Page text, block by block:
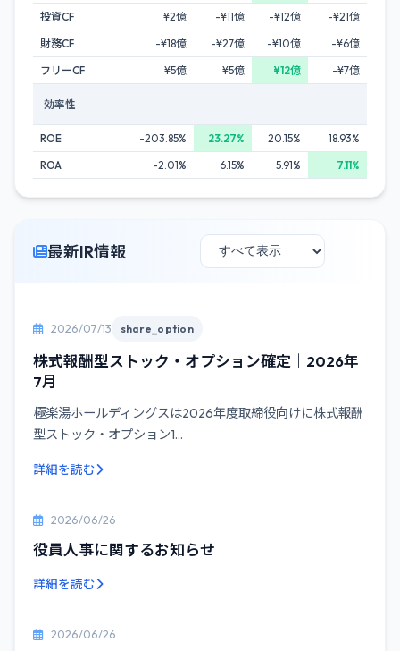
投資CF
¥2億 -¥11億 -¥12億
-¥21億
財務CF
-¥18億 -¥27億 -¥10億
-¥6億
フリーCF
¥5億 ¥5億 ¥12億 -¥7億
効率性
ROE -203.85% 23.27% 20.15%
18.93%
ROA
-2.01% 6.15% 5.91% 7.11%
最新IR情報
2026/07/13 share_option
株式報酬型ストック・オプション確定｜2026年
7月
極楽湯ホールディングスは2026年度取締役向けに株式報酬
型ストック・オプション1...
詳細を読む
2026/06/26
役員人事に関するお知らせ
詳細を読む
2026/06/26